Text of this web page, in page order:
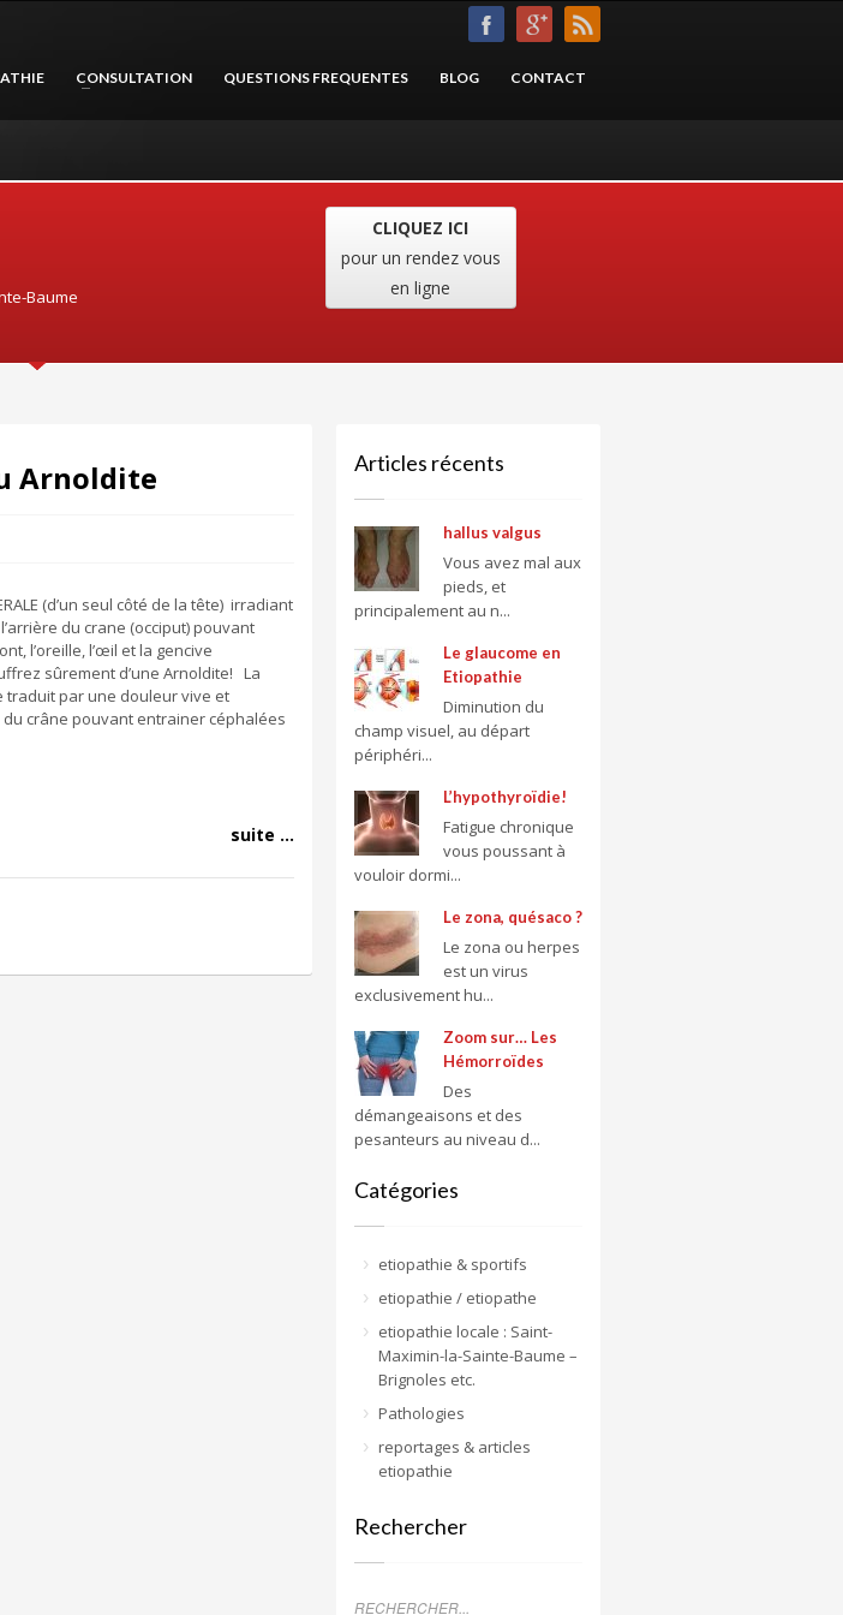
CONSULTATION QUESTIONS FREQUENTES BLOG CONTACT
Baume
CLIQUEZ ICI
pour un rendez vous
en ligne
Arnoldite
(d’un seul côté de la tête) irradiant
du crane (occiput) pouvant
l’oreille, l’œil et la gencive
sûrement d’une Arnoldite! La
traduit par une douleur vive et
du crâne pouvant entrainer céphalées
suite ...
Articles récents
hallus valgus
Vous avez mal aux
pieds, et
principalement au n...
Le glaucome en
Etiopathie
Diminution du
champ visuel, au départ
périphéri...
L’hypothyroïdie!
Fatigue chronique
vous poussant à
vouloir dormi...
Le zona, quésaco ?
Le zona ou herpes
est un virus
exclusivement hu...
Zoom sur… Les
Hémorroïdes
Des
démangeaisons et des
pesanteurs au niveau d...
Catégories
etiopathie & sportifs
etiopathie / etiopathe
etiopathie locale : Saint-
Maximin-la-Sainte-Baume –
Brignoles etc.
Pathologies
reportages & articles
etiopathie
Rechercher